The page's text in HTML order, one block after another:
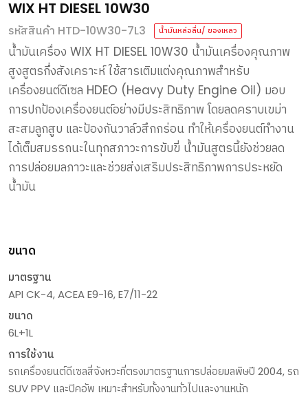
WIX HT DIESEL 10W30
รหัสสินค้า HTD-10W30-7L3 น้ำมันหล่อลื่น/ ของเหลว
น้ำมันเครื่อง WIX HT DIESEL 10W30 น้ำมันเครื่องคุณภาพ
สูงสูตรกึ่งสังเคราะห์ ใช้สารเติมแต่งคุณภาพสำหรับ
เครื่องยนต์ดีเซล HDEO (Heavy Duty Engine Oil) มอบ
การปกป้องเครื่องยนต์อย่างมีประสิทธิภาพ โดยลดคราบเขม่า
สะสมลูกสูบ และป้องกันวาล์วสึกกร่อน ทำให้เครื่องยนต์ทำงาน
ได้เต็มสมรรถนะในทุกสภาวะการขับขี่ น้ำมันสูตรนี้ยังช่วยลด
การปล่อยมลภาวะและช่วยส่งเสริมประสิทธิภาพการประหยัด
น้ำมัน
ขนาด
มาตรฐาน
API CK-4, ACEA E9-16, E7/11-22
ขนาด
6L+1L
การใช้งาน
รถเครื่องยนต์ดีเซลสี่จังหวะที่ตรงมาตรฐานการปล่อยมลพิษปี 2004, รถ
SUV PPV และปิคอัพ เหมาะสำหรับทั้งงานทั่วไปและงานหนัก